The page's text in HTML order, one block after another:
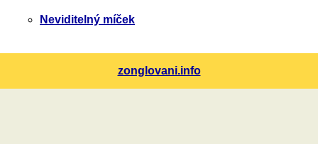
Neviditelný míček
zonglovani.info